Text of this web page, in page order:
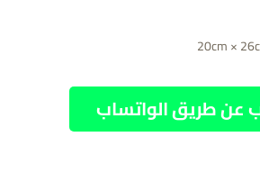
عن طريق الواتساب